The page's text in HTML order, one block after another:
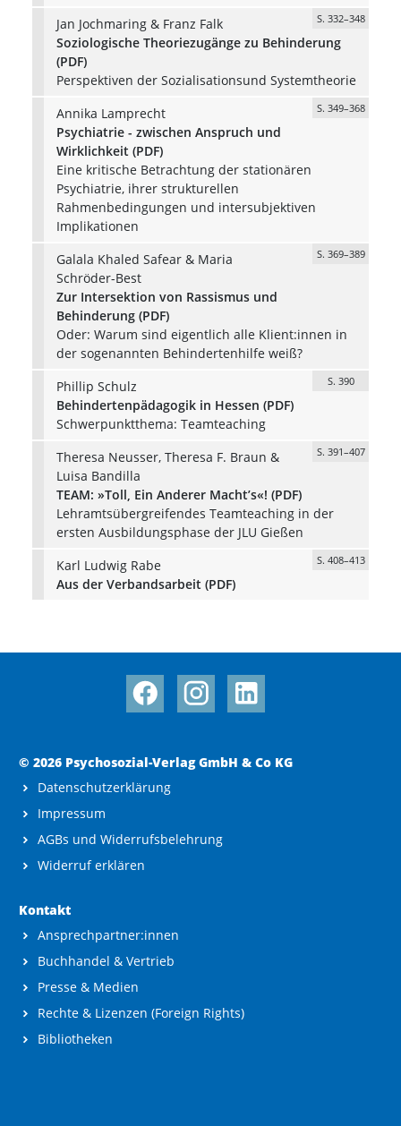
Jan Jochmaring & Franz Falk
S. 332–348
Soziologische Theoriezugänge zu Behinderung
(PDF)
Perspektiven der Sozialisationsund Systemtheorie
Annika Lamprecht
S. 349–368
Psychiatrie - zwischen Anspruch und
Wirklichkeit (PDF)
Eine kritische Betrachtung der stationären
Psychiatrie, ihrer strukturellen
Rahmenbedingungen und intersubjektiven
Implikationen
Galala Khaled Safear & Maria
Schröder-Best
S. 369–389
Zur Intersektion von Rassismus und
Behinderung (PDF)
Oder: Warum sind eigentlich alle Klient:innen in
der sogenannten Behindertenhilfe weiß?
Phillip Schulz
S. 390
Behindertenpädagogik in Hessen (PDF)
Schwerpunktthema: Teamteaching
Theresa Neusser, Theresa F. Braun &
Luisa Bandilla
S. 391–407
TEAM: »Toll, Ein Anderer Macht’s«! (PDF)
Lehramtsübergreifendes Teamteaching in der
ersten Ausbildungsphase der JLU Gießen
Karl Ludwig Rabe
S. 408–413
Aus der Verbandsarbeit (PDF)
© 2026 Psychosozial-Verlag GmbH & Co KG
Datenschutzerklärung
Impressum
AGBs und Widerrufsbelehrung
Widerruf erklären
Kontakt
Ansprechpartner:innen
Buchhandel & Vertrieb
Presse & Medien
Rechte & Lizenzen (Foreign Rights)
Bibliotheken